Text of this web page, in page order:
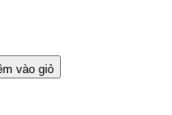
vào giỏ